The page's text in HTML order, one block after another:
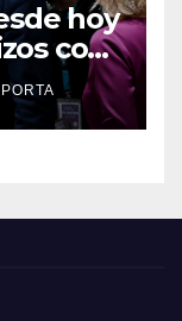
hoy
con
Roma